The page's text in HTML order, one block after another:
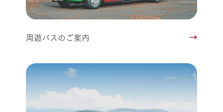
周遊バスのご案内